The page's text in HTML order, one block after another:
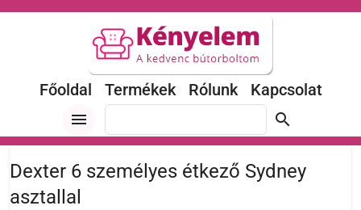
Főoldal Termékek Rólunk
Kapcsolat
menu
search
Dexter 6 személyes étkező Sydney
asztallal